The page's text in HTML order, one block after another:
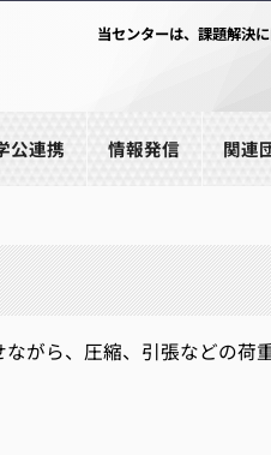
当センターは、課題解決
公連携 情報発信 関連
がら、圧縮、引張などの荷